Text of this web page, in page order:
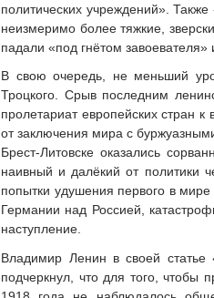
политических учреждений».
неизмеримо более тяжкие,
падали «под гнётом
В свою очередь, не меньший
Троцкого. Срыв последним
пролетариат европейских стран
от заключения мира с
Брест-Литовске оказались
наивный и далёкий от политики
попытки удушения первого в мире
Германии над Россией,
наступление.
Владимир Ленин в своей
подчеркнул, что для того, чтобы